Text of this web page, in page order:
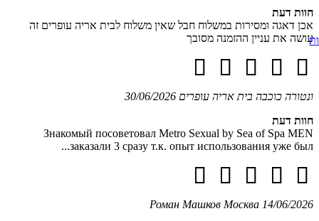
חוות דעת
אכן דאגה ומסירות במשלוח חבל שאין משלוח לבית אריה עופרים זה
עושה את עניין ההזמנה מסובך
ונטורה כוכבה בית אריה עופרים 30/06/2026
חוות דעת
Знакомый посоветовал Metro Sexual by Sea of Spa MEN
заказали 3 сразу т.к. опыт использования уже был...
Роман Машков Москва 14/06/2026